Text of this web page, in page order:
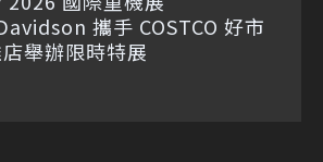
攜手 COSTCO 好市
舉辦限時特展